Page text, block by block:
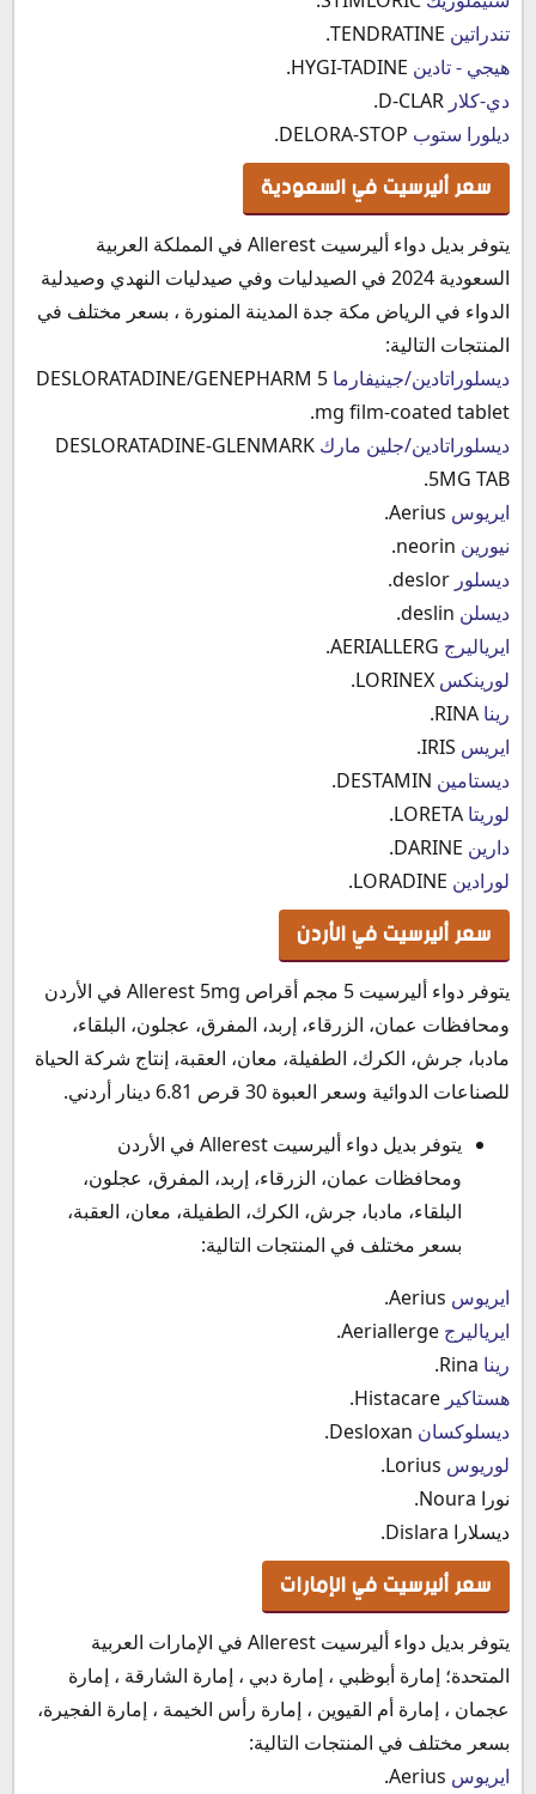
‫تندراتين
هيجي - تادين
دي-كلار
ديلورا ستوب
سعر أليرسيت في السعودية
يتوفر بديل دواء أليرسيت Allerest في المملكة العربية
السعودية 2024 في الصيدليات وفي صيدليات النهدي وصيدلية
الدواء في الرياض مكة جدة المدينة المنورة ، بسعر مختلف في
المنتجات التالية:
ديسلوراتادين/جينيفارما DESLORATADINE/GENEPHARM 5
mg film-coated tablet.
ديسلوراتادين/جلين مارك DESLORATADINE-GLENMARK
5MG TAB.
ايريوس
نيورين
ديسلور
ديسلن
ايرياليرج
لورينكس
رينا
ايريس
ديستامين
لوريتا
دارين
لورادين
سعر أليرسيت في الأردن
يتوفر دواء أليرسيت 5 مجم أقراص Allerest 5mg في الأردن
ومحافظات عمان، الزرقاء، إربد، المفرق، عجلون، البلقاء،
مادبا، جرش، الكرك، الطفيلة، معان، العقبة، إنتاج شركة الحياة
للصناعات الدوائية وسعر العبوة 30 قرص 6.81 دينار أردني.
يتوفر بديل دواء أليرسيت Allerest في الأردن
ومحافظات عمان، الزرقاء، إربد، المفرق، عجلون،
البلقاء، مادبا، جرش، الكرك، الطفيلة، معان، العقبة،
بسعر مختلف في المنتجات التالية:
ايريوس
ايرياليرج
رينا
هستاكير
ديسلوكسان
لوريوس
نورا Noura.
ديسلارا Dislara.
سعر أليرسيت في الإمارات
يتوفر بديل دواء أليرسيت Allerest في الإمارات العربية
المتحدة؛ إمارة أبوظبي ، إمارة دبي ، إمارة الشارقة ، إمارة
عجمان ، إمارة أم القيوين ، إمارة رأس الخيمة ، إمارة الفجيرة،
بسعر مختلف في المنتجات التالية:
ايريوس